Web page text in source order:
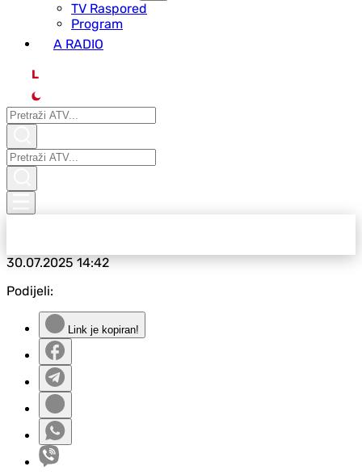
ТV Raspored
Program
A RADIO
L
30.07.202514:42
Podijeli:
Link je kopiran!